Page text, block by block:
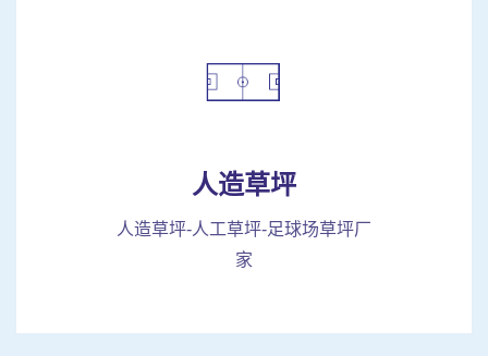
人造草坪
人造草坪-人工草坪-足球场草坪厂
家